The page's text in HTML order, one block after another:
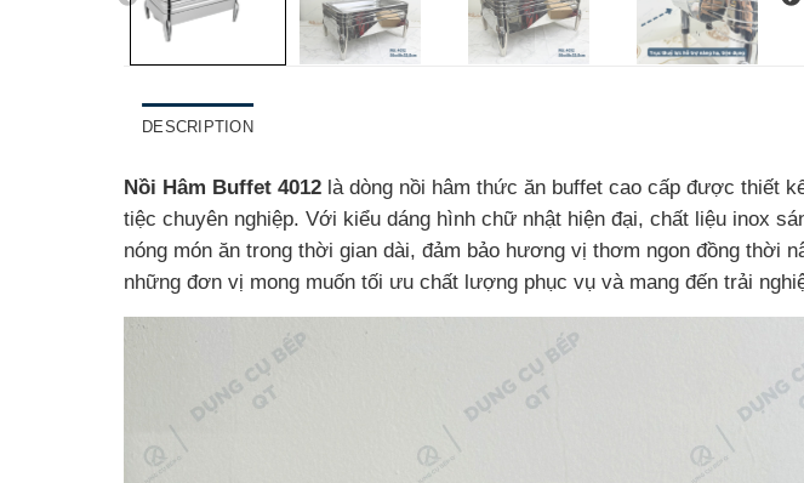
DESCRIPTION
Nồi Hâm Buffet 4012 là dòng nồi hâm thức ăn buffet cao cấp được thiết
tiệc chuyên nghiệp. Với kiểu dáng hình chữ nhật hiện đại, chất liệu inox
nóng món ăn trong thời gian dài, đảm bảo hương vị thơm ngon đồng
những đơn vị mong muốn tối ưu chất lượng phục vụ và mang đến trải